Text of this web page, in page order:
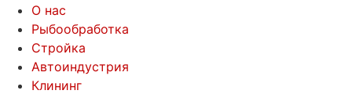
О нас
Рыбообработка
Стройка
Автоиндустрия
Клининг